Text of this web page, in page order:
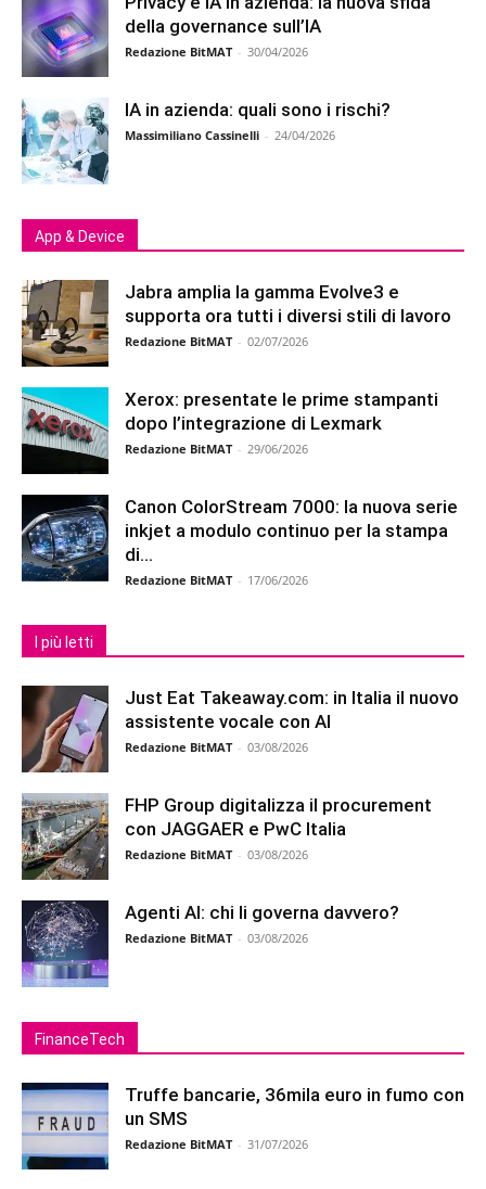
della governance sull’IA
Redazione BitMAT - 30/04/2026
IA in azienda: quali sono i rischi?
Massimiliano Cassinelli - 24/04/2026
App & Device
Jabra amplia la gamma Evolve3 e
supporta ora tutti i diversi stili di lavoro
Redazione BitMAT - 02/07/2026
Xerox: presentate le prime stampanti
dopo l’integrazione di Lexmark
Redazione BitMAT - 29/06/2026
Canon ColorStream 7000: la nuova serie
inkjet a modulo continuo per la stampa
di...
Redazione BitMAT - 17/06/2026
I più letti
Just Eat Takeaway.com: in Italia il nuovo
assistente vocale con AI
Redazione BitMAT - 03/08/2026
FHP Group digitalizza il procurement
con JAGGAER e PwC Italia
Redazione BitMAT - 03/08/2026
Agenti AI: chi li governa davvero?
Redazione BitMAT - 03/08/2026
FinanceTech
Truffe bancarie, 36mila euro in fumo con
un SMS
Redazione BitMAT - 31/07/2026